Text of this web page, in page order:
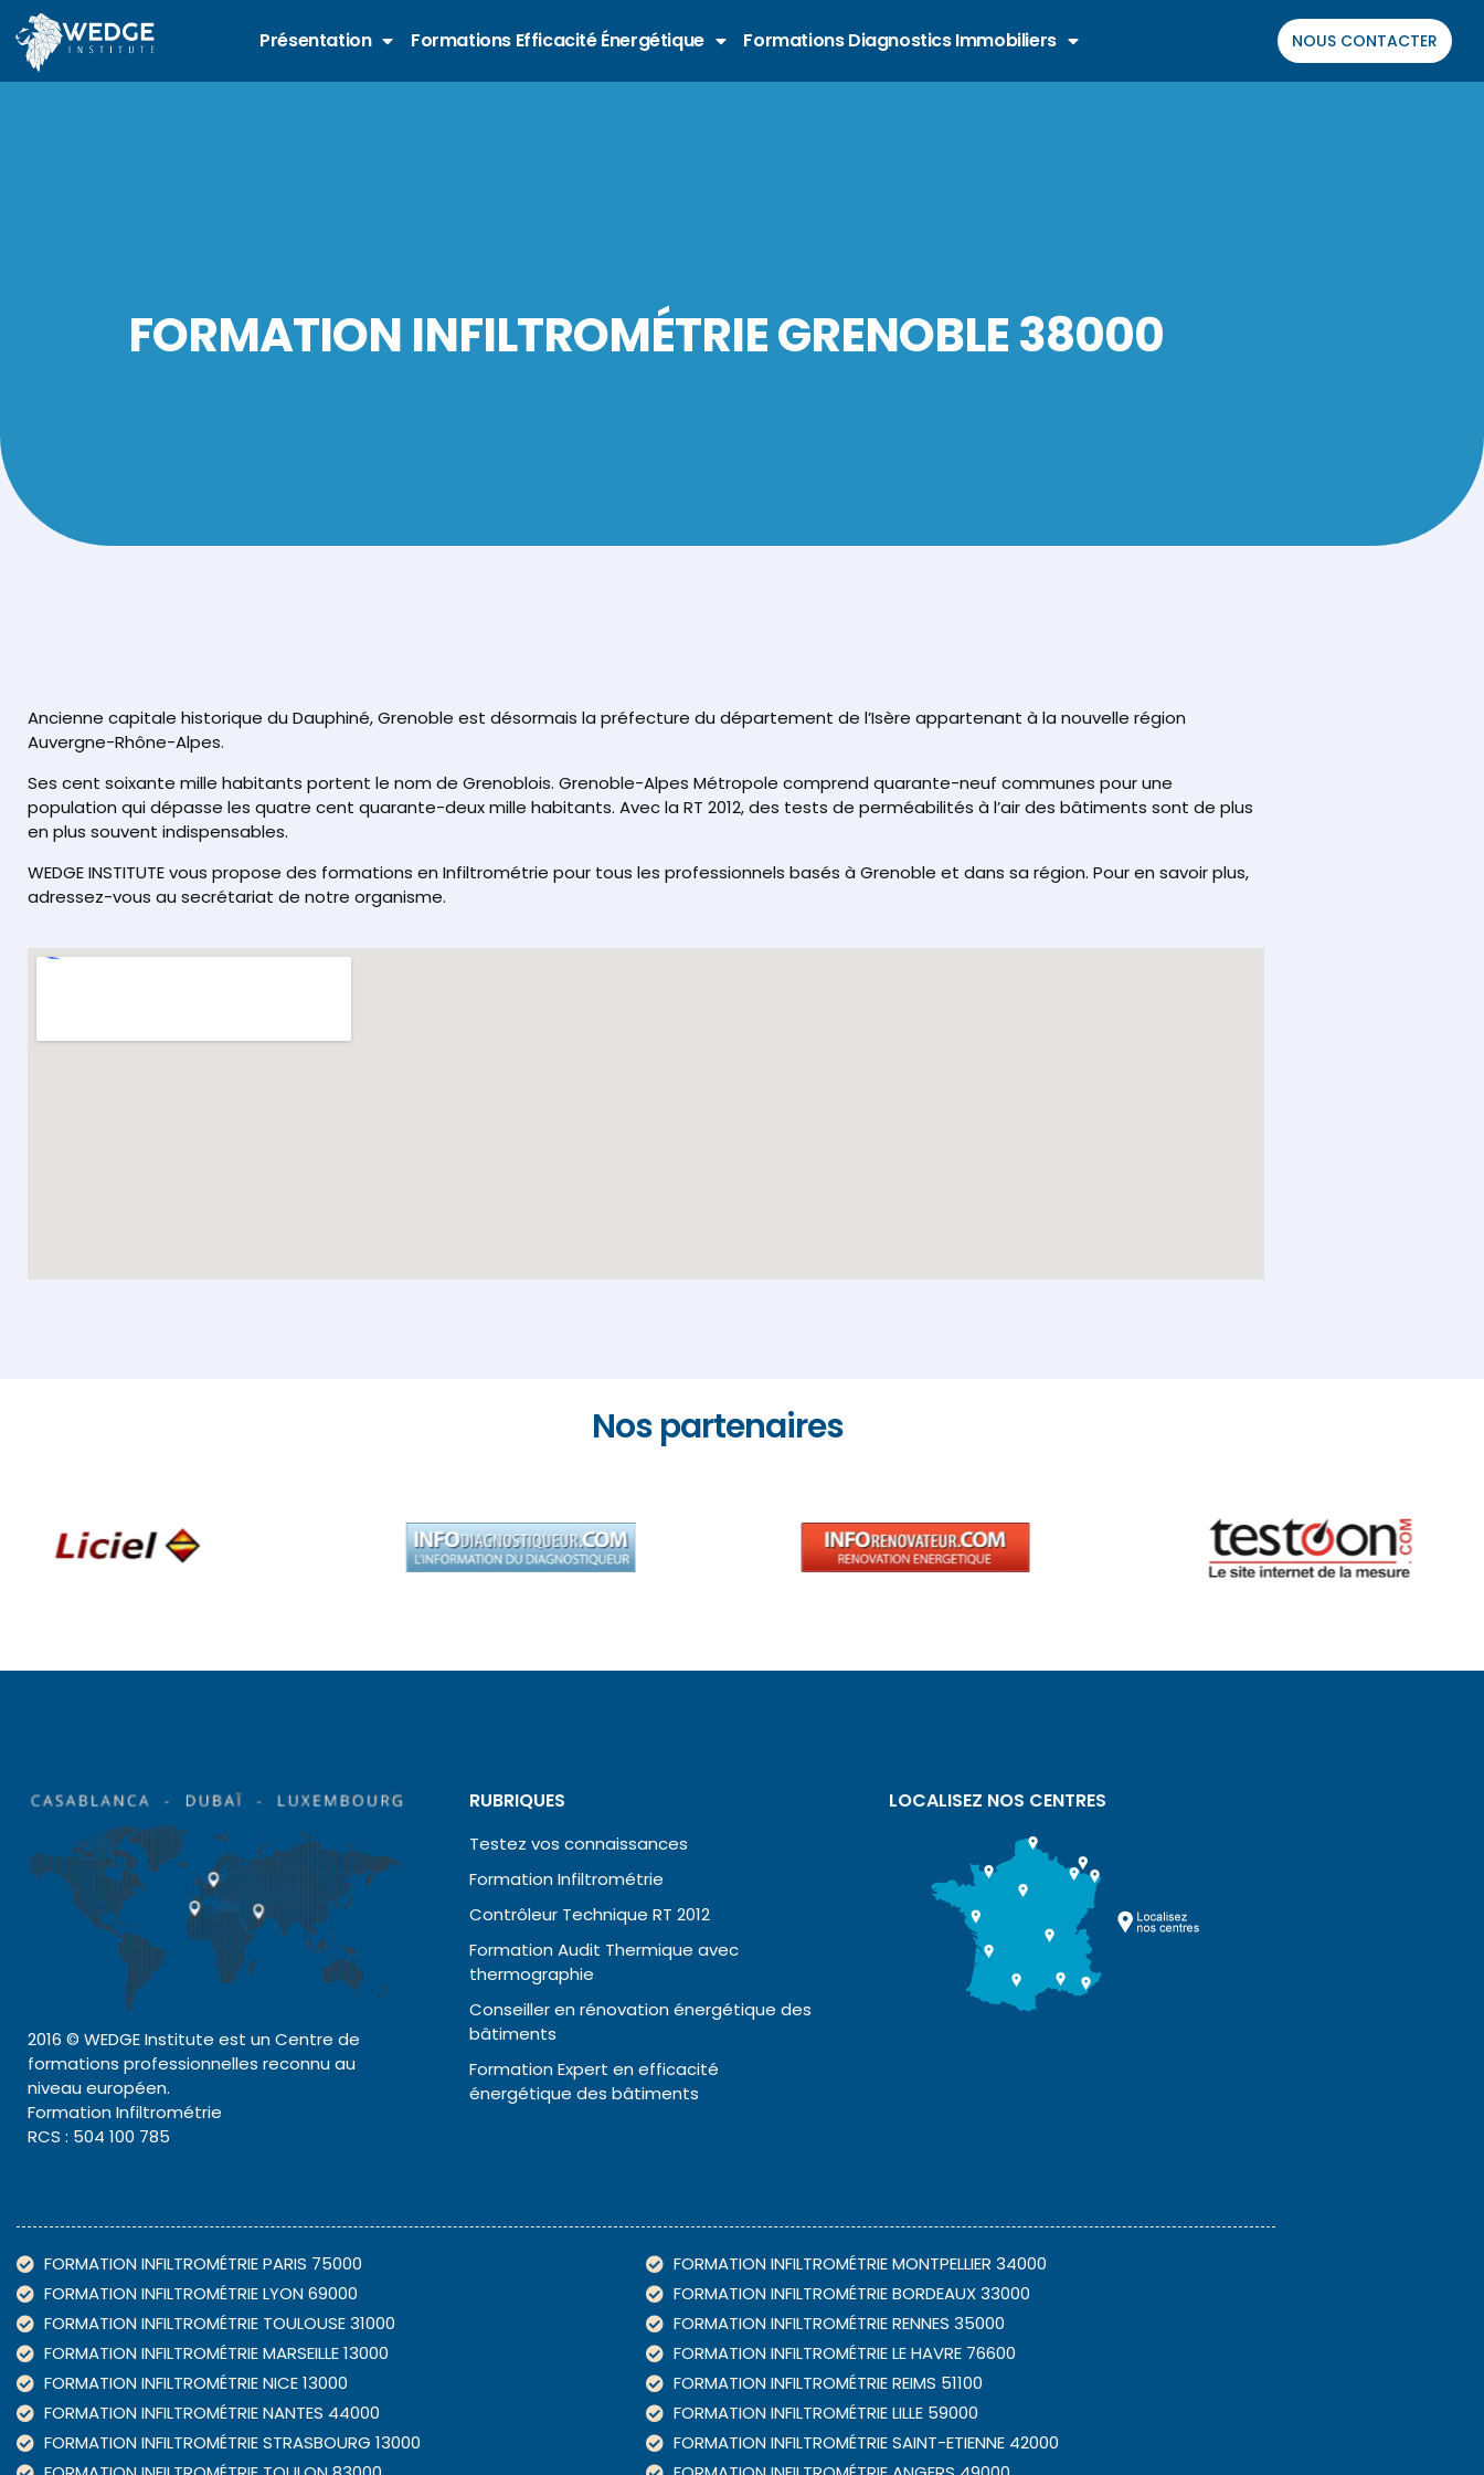
Présentation Formations Efficacité Énergétique Formations Diagnostics Immobiliers NOUS CONTACTER
FORMATION INFILTROMÉTRIE GRENOBLE 38000
Ancienne capitale historique du Dauphiné, Grenoble est désormais la préfecture du département de l’Isère appartenant à la nouvelle région
Auvergne-Rhône-Alpes.
Ses cent soixante mille habitants portent le nom de Grenoblois. Grenoble-Alpes Métropole comprend quarante-neuf communes pour une
population qui dépasse les quatre cent quarante-deux mille habitants. Avec la RT 2012, des tests de perméabilités à l’air des bâtiments sont de plus
en plus souvent indispensables.
WEDGE INSTITUTE vous propose des formations en Infiltrométrie pour tous les professionnels basés à Grenoble et dans sa région. Pour en savoir plus,
adressez-vous au secrétariat de notre organisme.
Nos partenaires
2016 © WEDGE Institute est un Centre de
formations professionnelles reconnu au
niveau européen.
Formation Infiltrométrie
RCS : 504 100 785
RUBRIQUES
Testez vos connaissances
Formation Infiltrométrie
Contrôleur Technique RT 2012
Formation Audit Thermique avec
thermographie
Conseiller en rénovation énergétique des
bâtiments
Formation Expert en efficacité
énergétique des bâtiments
LOCALISEZ NOS CENTRES
FORMATION INFILTROMÉTRIE PARIS 75000
FORMATION INFILTROMÉTRIE LYON 69000
FORMATION INFILTROMÉTRIE TOULOUSE 31000
FORMATION INFILTROMÉTRIE MARSEILLE 13000
FORMATION INFILTROMÉTRIE NICE 13000
FORMATION INFILTROMÉTRIE NANTES 44000
FORMATION INFILTROMÉTRIE STRASBOURG 13000
FORMATION INFILTROMÉTRIE MONTPELLIER 34000
FORMATION INFILTROMÉTRIE BORDEAUX 33000
FORMATION INFILTROMÉTRIE RENNES 35000
FORMATION INFILTROMÉTRIE LE HAVRE 76600
FORMATION INFILTROMÉTRIE REIMS 51100
FORMATION INFILTROMÉTRIE LILLE 59000
FORMATION INFILTROMÉTRIE SAINT-ETIENNE 42000